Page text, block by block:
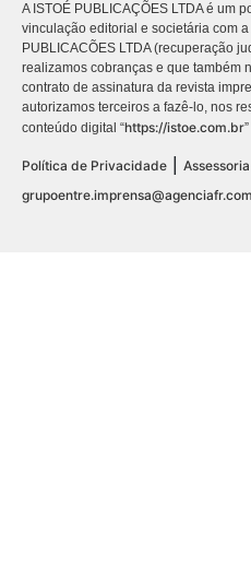
A ISTOÉ PUBLICAÇÕES LTDA é um
vinculação editorial e societária com
PUBLICACÕES LTDA (recuperação
realizamos cobranças e que também
contrato de assinatura da revista
autorizamos terceiros a fazê-lo, nos
conteúdo digital “https://istoe.com.br
Política de Privacidade